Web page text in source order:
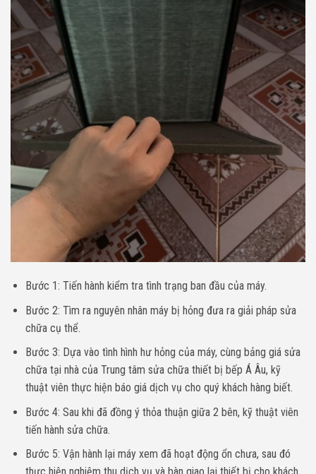
Bước 1: Tiến hành kiểm tra tình trạng ban đầu của máy.
Bước 2: Tìm ra nguyên nhân máy bị hỏng đưa ra giải pháp sửa
chữa cụ thể.
Bước 3: Dựa vào tình hình hư hỏng của máy, cùng bảng giá sửa
chữa tại nhà của Trung tâm sửa chữa thiết bị bếp Á Âu, kỹ
thuật viên thực hiện báo giá dịch vụ cho quý khách hàng biết.
Bước 4: Sau khi đã đồng ý thỏa thuận giữa 2 bên, kỹ thuật viên
tiến hành sửa chữa.
Bước 5: Vận hành lại máy xem đã hoạt động ổn chưa, sau đó